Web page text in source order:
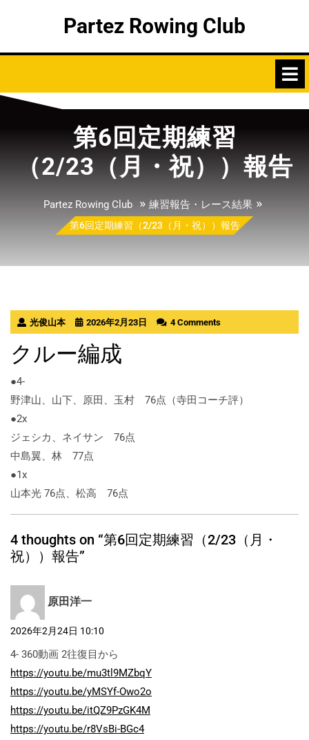
Partez Rowing Club
第6回定期練習
（2/23（月・祝））報告
Partez Rowing Club » 練習報告・レース結果 »
第6回定期練習（2/23（月・祝））報告
光俊山本 2026年2月23日 4 Comments
クルー編成
●4-
野津山、山下、原田、玉村 76点（寺田コーチ評）
●2x
ジェシカ、ネイサン 76点
中島翼、林 77点
●1x
山本光 76点、松高 76点
4 thoughts on “第6回定期練習（2/23（月・
祝））報告”
原田洋一
2026年2月24日 10:10
4- 360動画 2往復目から
https://youtu.be/mu3tl9MZbqY
https://youtu.be/yMSYf-Owo2o
https://youtu.be/itQZ9PzGK4M
https://youtu.be/r8VsBi-BGc4